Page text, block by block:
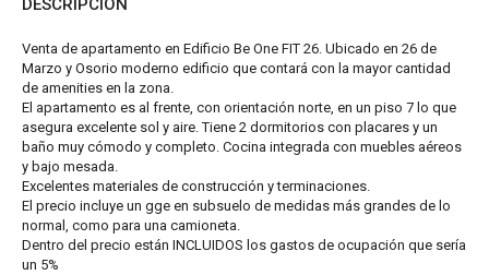
DESCRIPCIÓN
Venta de apartamento en Edificio Be One FIT 26. Ubicado en 26 de
Marzo y Osorio moderno edificio que contará con la mayor cantidad
de amenities en la zona.
El apartamento es al frente, con orientación norte, en un piso 7 lo que
asegura excelente sol y aire. Tiene 2 dormitorios con placares y un
baño muy cómodo y completo. Cocina integrada con muebles aéreos
y bajo mesada.
Excelentes materiales de construcción y terminaciones.
El precio incluye un gge en subsuelo de medidas más grandes de lo
normal, como para una camioneta.
Dentro del precio están INCLUIDOS los gastos de ocupación que sería
un 5%